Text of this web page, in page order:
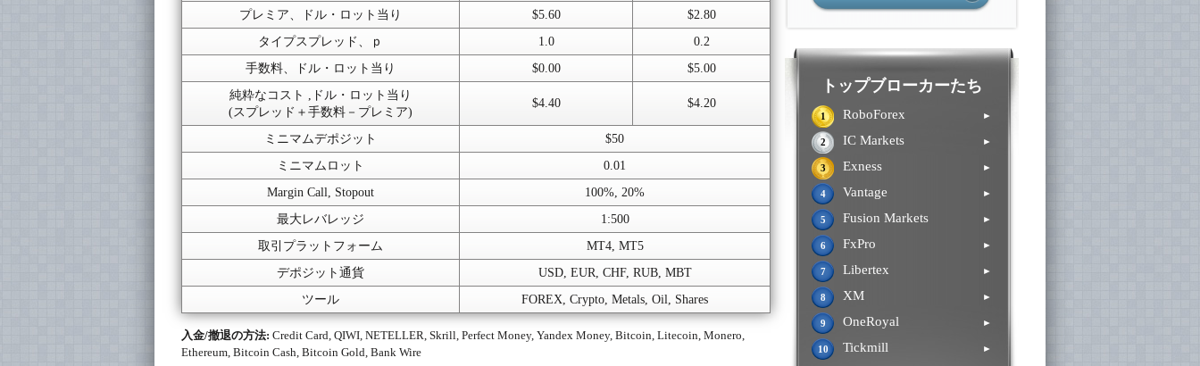
トップブローカーたち
1 RoboForex ►
2 IC Markets ►
3 Exness ►
4 Vantage ►
5 Fusion Markets ►
6 FxPro ►
7 Libertex ►
8 XM ►
9 OneRoyal ►
10 Tickmill ►
プレミア、ドル・ロット当り
$5.60
$2.80
タイプスプレッド、ｐ
1.0
0.2
手数料、ドル・ロット当り
$0.00
$5.00
純粋なコスト ,ドル・ロット当り
(スプレッド＋手数料－プレミア)
$4.40 $4.20
ミニマムデポジット
$50
ミニマムロット
0.01
Margin Call, Stopout
100%, 20%
最大レバレッジ
1:500
取引プラットフォーム
MT4, MT5
デポジット通貨
USD, EUR, CHF, RUB, MBT
ツール
FOREX, Crypto, Metals, Oil, Shares
入金/撤退の方法: Credit Card, QIWI, NETELLER, Skrill, Perfect Money, Yandex Money, Bitcoin, Litecoin, Monero,
Ethereum, Bitcoin Cash, Bitcoin Gold, Bank Wire